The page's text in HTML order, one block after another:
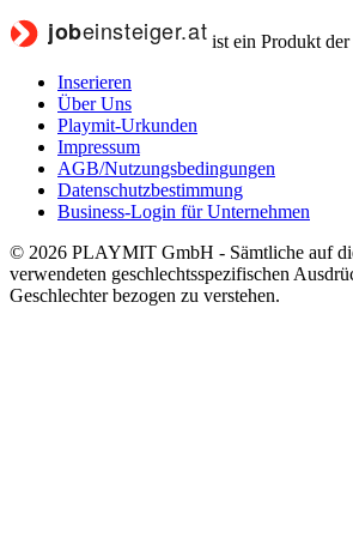
ist ein Produkt
Inserieren
Über Uns
Playmit-Urkunden
Impressum
AGB/Nutzungsbedingungen
Datenschutzbestimmung
Business-Login für Unternehmen
© 2026 PLAYMIT GmbH - Sämtliche auf
verwendeten geschlechtsspezifischen
Geschlechter bezogen zu verstehen.